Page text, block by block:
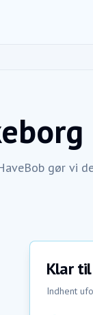
gør vi
Klar
Indhent